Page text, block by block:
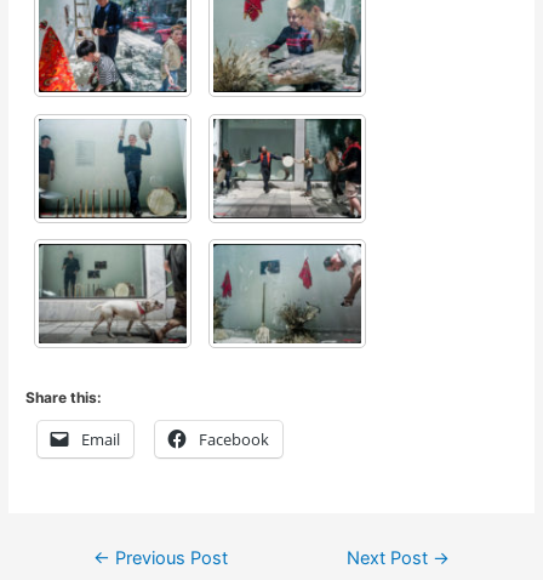
Share this:
Email Facebook
Post← Previous Post Next Post →